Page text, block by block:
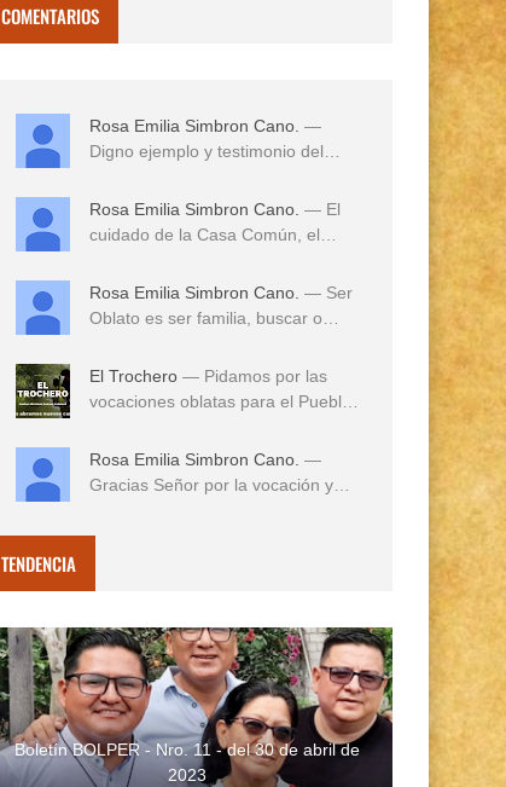
COMENTARIOS
Rosa Emilia Simbron Cano. —
Digno ejemplo y testimonio del
Rosa Emilia Simbron Cano. — El
cuidado de la Casa Común, el
Rosa Emilia Simbron Cano. — Ser
Oblato es ser familia, buscar o
El Trochero — Pidamos por las
vocaciones oblatas para el Pueblo
Rosa Emilia Simbron Cano. —
Gracias Señor por la vocación y
TENDENCIA
Boletín BOLPER - Nro. 11 - del 30 de abril de
2023